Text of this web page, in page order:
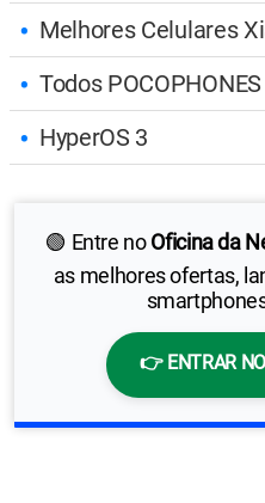
Melhores Celulares
Todos POCOPHONES
HyperOS 3
🟢 Entre noOficina da
as melhores ofertas,
👉 ENTRAR